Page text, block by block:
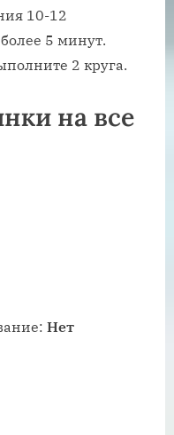
10-12
5 минут.
2 круга.
на все
Нет